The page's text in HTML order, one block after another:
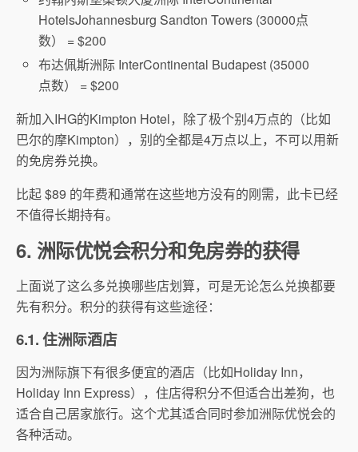
HotelsJohannesburg Sandton Towers (30000点
数） = $200
布达佩斯洲际 InterContinental Budapest (35000
点数） = $200
新加入IHG的Kimpton Hotel，除了极个别4万点的（比如
巴尔的摩Kimpton），别的全都是4万点以上，不可以用新
的免房券兑换。
比起 $89 的年费和通常在这些地方没有的刚需，此卡已经
不值得长期持有。
6. 洲际优悦会积分和免房券的获得
上面说了这么多兑换哪些店划算，可是无论怎么兑换都要
先有积分。积分的获得有这些途径：
6.1. 住洲际酒店
因为洲际旗下有很多便宜的酒店（比如Holiday Inn，
Holiday Inn Express），住店得积分不但适合出差狗，也
适合自己居家旅行。这个尤其适合同时参加洲际优悦会的
各种活动。